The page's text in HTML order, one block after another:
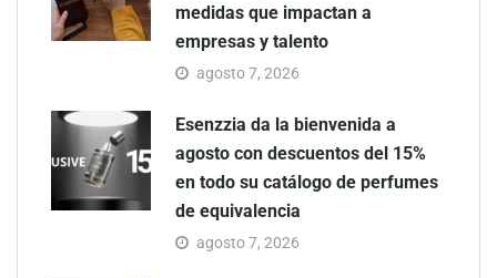
medidas que impactan a
empresas y talento
agosto 7, 2026
Esenzzia da la bienvenida a
agosto con descuentos del 15%
en todo su catálogo de perfumes
de equivalencia
agosto 7, 2026